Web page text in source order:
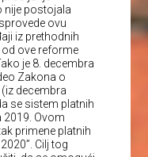
nije postojala
ovu
iz prethodnih
ove reforme
je 8. decembra
Zakona o
decembra
se sistem platnih
2019. Ovom
primene platnih
Cilj tog